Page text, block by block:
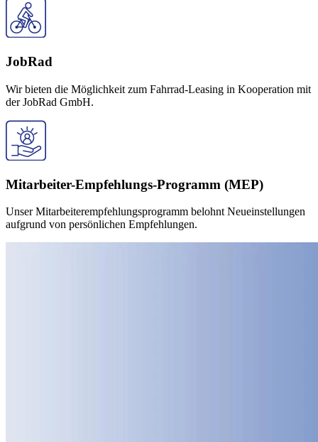
JobRad
Wir bieten die Möglichkeit zum Fahrrad-Leasing in Kooperation mit
der JobRad GmbH.
Mitarbeiter-Empfehlungs-Programm (MEP)
Unser Mitarbeiterempfehlungsprogramm belohnt Neueinstellungen
aufgrund von persönlichen Empfehlungen.